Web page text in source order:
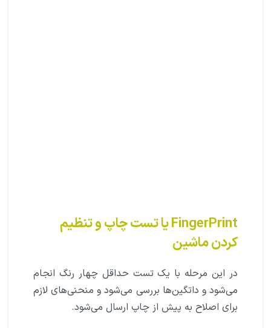
FingerPrint یا تست چاپ و تنظیم
کردن ماشین
در این مرحله با یک تست حداقل چهار رنگ انجام
می‌شود و داتگین‌ها بررسی می‌شود و منحنی‌های لازم
برای اصلاح به پیش از چاپ ارسال می‌شود.